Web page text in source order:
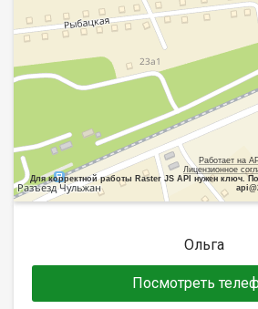
Работает на
Лицензионное
Для корректной работы Raster JS API нужен ключ.
Ольга
Посмотреть